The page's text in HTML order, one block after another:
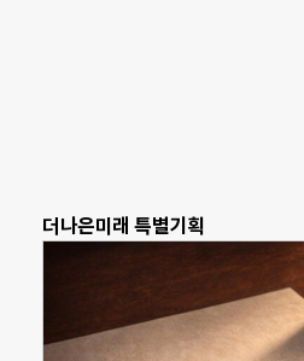
더나은미래 특별기획